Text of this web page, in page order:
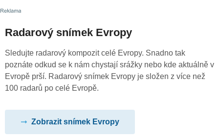
Radarový snímek Evropy
Sledujte radarový kompozit celé Evropy. Snadno tak
poznáte odkud se k nám chystají srážky nebo kde aktuálně v
Evropě prší. Radarový snímek Evropy je složen z více než
100 radarů po celé Evropě.
Zobrazit snímek Evropy